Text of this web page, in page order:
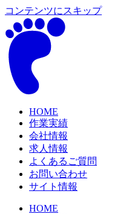
コンテンツにスキップ
HOME
作業実績
会社情報
求人情報
よくあるご質問
お問い合わせ
サイト情報
HOME